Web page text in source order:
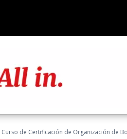
de Certificación de Organización de